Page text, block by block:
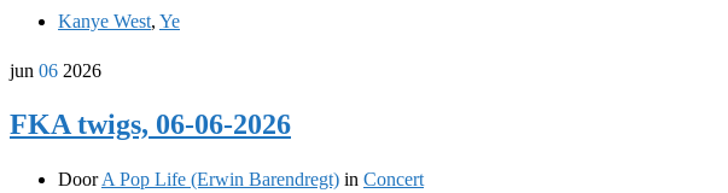
Kanye West, Ye
jun 06 2026
FKA twigs, 06-06-2026
DoorA Pop Life (Erwin Barendregt) in Concert